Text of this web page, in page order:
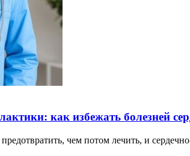
как избежать болезней
чем потом лечить, и